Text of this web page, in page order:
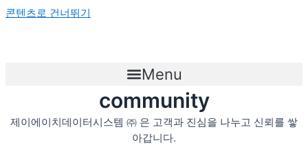
콘텐츠로 건너뛰기
Menu
community
제이에이치데이터시스템 ㈜ 은 고객과 진심을 나누고 신뢰를 쌓
아갑니다.